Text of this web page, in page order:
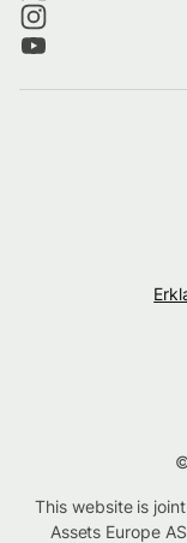
This website is
Assets Europe